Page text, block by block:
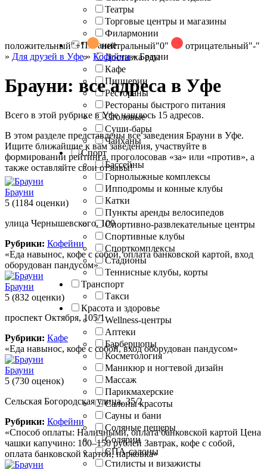
Театры
Торговые центры и магазины
Филармонии
Питание
Доставка еды
Кафе
Пиццерии
Рестораны
Рестораны быстрого питания
Столовые
Суши-бары
Чайханы
Спорт
Бассейны
Горнолыжные комплексы
Ипподромы и конные клубы
Катки
Пункты аренды велосипедов
Спортивно-развлекательные центры
Спортивные клубы
Спорткомплексы
Стадионы
Теннисные клубы, корты
Транспорт
Такси
Красота и здоровье
Wellness-центры
Аптеки
Барбершопы
Косметология
Маникюр и ногтевой дизайн
Массаж
Парикмахерские
Салоны красоты
Сауны и бани
Соляные пещеры
Солярии
СПА-салоны
Стилисты и визажисты
положительный"+" нейтральный"0" отрицательный"-"
» Для друзей в Уфе» Кофейни»Брауни
Брауни: все адреса в Уфе
Всего в этой рубрике в Уфе нашлось 15 адресов.
В этом разделе представлены все заведения Брауни в Уфе.
Ищите ближайшие к вам заведения, участвуйте в
формировании рейтинга, проголосовав «за» или «против», а
также оставляйте свои отзывы!
Брауни
5 (1184 оценки)
улица Чернышевского, 100
Рубрики: Кофейни
«Еда навынос, кофе с собой, оплата банковской картой, вход
оборудован пандусом»
Брауни
5 (832 оценки)
проспект Октября, 105/1
Рубрики: Кафе
«Еда навынос, кофе с собой, вход оборудован пандусом»
Брауни
5 (730 оценок)
Сельская Богородская улица, 35/2
Рубрики: Кофейни
«Способ оплаты: Наличными, оплата банковской картой Цена
чашки капучино: 100–150 рублей Завтрак, кофе с собой,
оплата банковской картой, парковка»